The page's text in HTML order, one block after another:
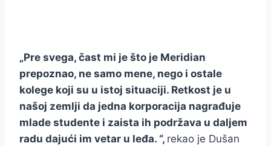
„Pre svega, čast mi je što je Meridian
prepoznao, ne samo mene, nego i ostale
kolege koji su u istoj situaciji. Retkost je u
našoj zemlji da jedna korporacija nagrađuje
mlade studente i zaista ih podržava u daljem
radu dajući im vetar u leđa. “, rekao je Dušan